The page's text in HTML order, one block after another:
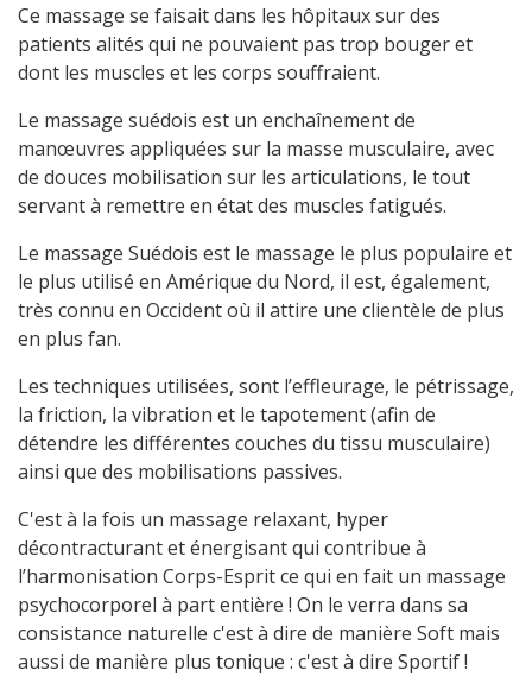
Ce massage se faisait dans les hôpitaux sur des
patients alités qui ne pouvaient pas trop bouger et
dont les muscles et les corps souffraient.
Le massage suédois est un enchaînement de
manœuvres appliquées sur la masse musculaire, avec
de douces mobilisation sur les articulations, le tout
servant à remettre en état des muscles fatigués.
Le massage Suédois est le massage le plus populaire et
le plus utilisé en Amérique du Nord, il est, également,
très connu en Occident où il attire une clientèle de plus
en plus fan.
Les techniques utilisées, sont l’effleurage, le pétrissage,
la friction, la vibration et le tapotement (afin de
détendre les différentes couches du tissu musculaire)
ainsi que des mobilisations passives.
C'est à la fois un massage relaxant, hyper
décontracturant et énergisant qui contribue à
l’harmonisation Corps-Esprit ce qui en fait un massage
psychocorporel à part entière ! On le verra dans sa
consistance naturelle c'est à dire de manière Soft mais
aussi de manière plus tonique : c'est à dire Sportif !